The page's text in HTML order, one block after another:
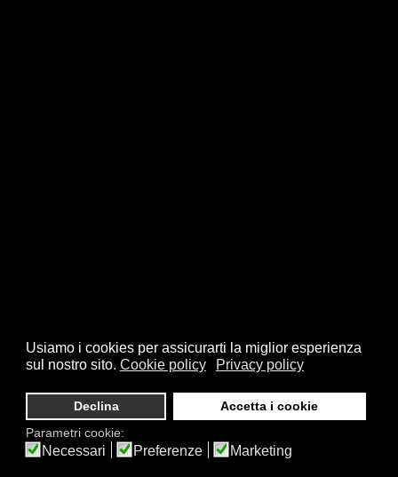
Usiamo i cookies per assicurarti la miglior esperienza
sul nostro sito. Cookie policy Privacy policy
Declina
Accetta i cookie
Parametri cookie:
Necessari Preferenze Marketing